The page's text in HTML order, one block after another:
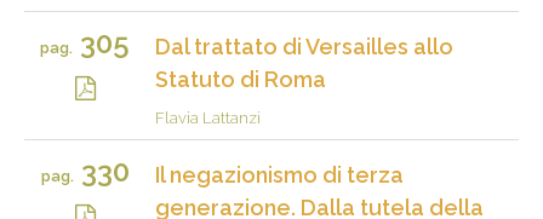
pag. 305
Dal trattato di Versailles allo
Statuto di Roma
Flavia Lattanzi
pag.330
Il negazionismo di terza
generazione. Dalla tutela della